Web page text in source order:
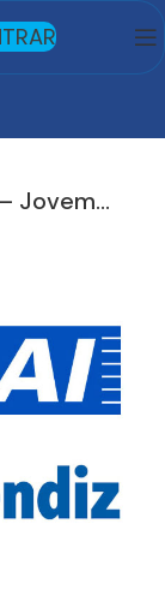
Jovem…